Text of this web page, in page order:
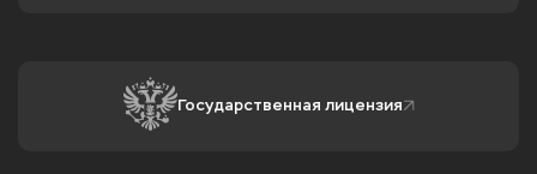
Государственная лицензия